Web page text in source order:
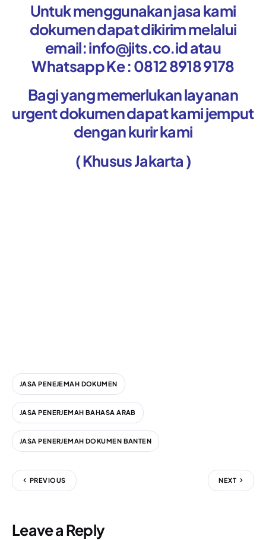
Untuk menggunakan jasa kami
dokumen dapat dikirim melalui
email: info@jits.co.id atau
Whatsapp Ke : 0812 8918 9178
Bagi yang memerlukan layanan
urgent dokumen dapat kami jemput
dengan kurir kami
( Khusus Jakarta )
JASA PENEJEMAH DOKUMEN
JASA PENERJEMAH BAHASA ARAB
JASA PENERJEMAH DOKUMEN BANTEN
PREVIOUS NEXT
Leave a Reply